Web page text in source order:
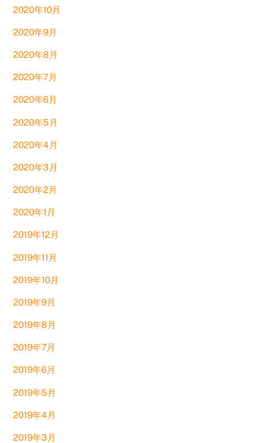
2020年10月
2020年9月
2020年8月
2020年7月
2020年6月
2020年5月
2020年4月
2020年3月
2020年2月
2020年1月
2019年12月
2019年11月
2019年10月
2019年9月
2019年8月
2019年7月
2019年6月
2019年5月
2019年4月
2019年3月